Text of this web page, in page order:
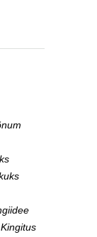
Kingitus